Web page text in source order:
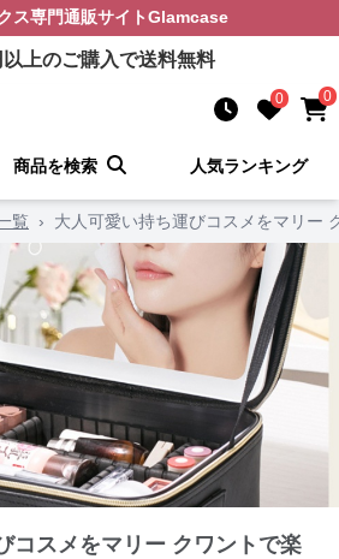
ス専門通販サイトGlamcase
上のご購入で送料無料
0 0
商品を検索 人気ランキング
覧 › 大人可愛い持ち運びコスメをマリー
コスメをマリー クワントで楽